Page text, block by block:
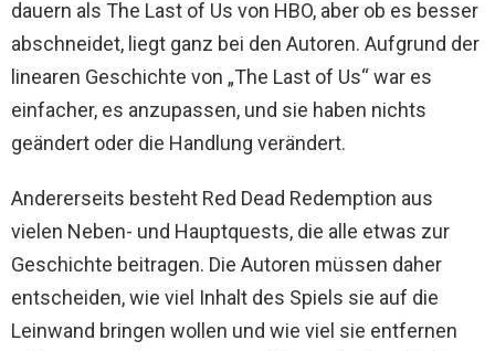
dauern als The Last of Us von HBO, aber ob es besser
abschneidet, liegt ganz bei den Autoren. Aufgrund der
linearen Geschichte von „The Last of Us“ war es
einfacher, es anzupassen, und sie haben nichts
geändert oder die Handlung verändert.
Andererseits besteht Red Dead Redemption aus
vielen Neben- und Hauptquests, die alle etwas zur
Geschichte beitragen. Die Autoren müssen daher
entscheiden, wie viel Inhalt des Spiels sie auf die
Leinwand bringen wollen und wie viel sie entfernen